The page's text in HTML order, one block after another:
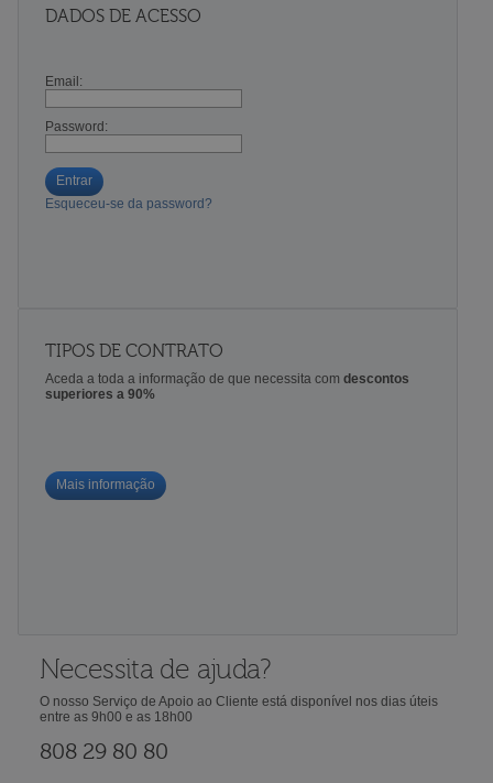
DADOS DE ACESSO
Email:
Password:
Entrar
Esqueceu-se da password?
TIPOS DE CONTRATO
Aceda a toda a informação de que necessita com descontos
superiores a 90%
Mais informação
Necessita de ajuda?
O nosso Serviço de Apoio ao Cliente está disponível nos dias úteis
entre as 9h00 e as 18h00
808 29 80 80